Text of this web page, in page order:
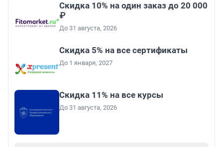
Скидка 10% на один заказ до 20 000
₽
До 31 августа, 2026
Скидка 5% на все сертификаты
До 1 января, 2027
Скидка 11% на все курсы
До 31 августа, 2026